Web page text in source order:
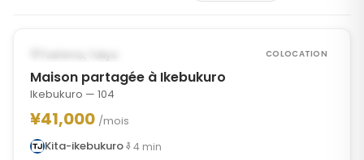
Toshima, Tokyo COLOCATION
Maison partagée à Ikebukuro
Ikebukuro — 104
¥41,000 /mois
Kita-ikebukuro
4 min